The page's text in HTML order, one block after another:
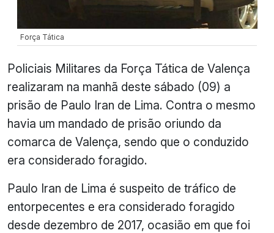
Força Tática
Policiais Militares da Força Tática de Valença
realizaram na manhã deste sábado (09) a
prisão de Paulo Iran de Lima. Contra o mesmo
havia um mandado de prisão oriundo da
comarca de Valença, sendo que o conduzido
era considerado foragido.
Paulo Iran de Lima é suspeito de tráfico de
entorpecentes e era considerado foragido
desde dezembro de 2017, ocasião em que foi